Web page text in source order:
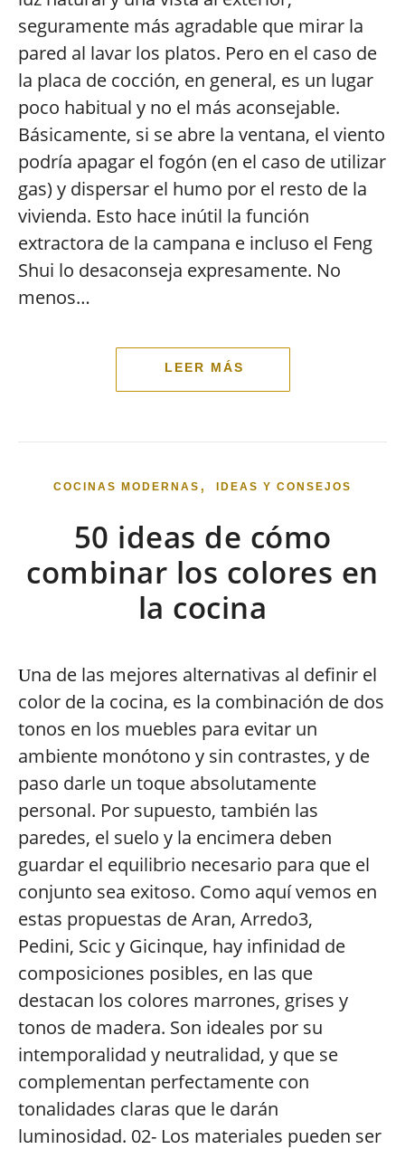
seguramente más agradable que mirar la
pared al lavar los platos. Pero en el caso de
la placa de cocción, en general, es un lugar
poco habitual y no el más aconsejable.
Básicamente, si se abre la ventana, el viento
podría apagar el fogón (en el caso de utilizar
gas) y dispersar el humo por el resto de la
vivienda. Esto hace inútil la función
extractora de la campana e incluso el Feng
Shui lo desaconseja expresamente. No
menos…
COCINAS MODERNAS , IDEAS Y CONSEJOS
50 ideas de cómo
combinar los colores en
la cocina
Una de las mejores alternativas al definir el
color de la cocina, es la combinación de dos
tonos en los muebles para evitar un
ambiente monótono y sin contrastes, y de
paso darle un toque absolutamente
personal. Por supuesto, también las
paredes, el suelo y la encimera deben
guardar el equilibrio necesario para que el
conjunto sea exitoso. Como aquí vemos en
estas propuestas de Aran, Arredo3,
Pedini, Scic y Gicinque, hay infinidad de
composiciones posibles, en las que
destacan los colores marrones, grises y
tonos de madera. Son ideales por su
intemporalidad y neutralidad, y que se
complementan perfectamente con
tonalidades claras que le darán
luminosidad. 02- Los materiales pueden ser